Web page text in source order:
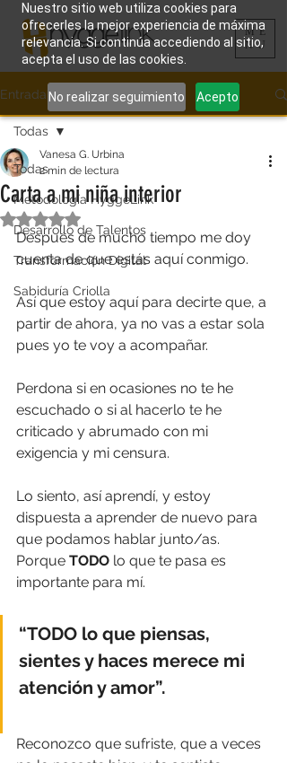
Nuestro sitio web utiliza cookies para
ofrecerles la mejor experiencia de máxima
relevancia. Si continúa accediendo al sitio,
acepta el uso de las cookies.
No realizar seguimiento Acepto
ME
NU
Entrada
Todas
Metodología HyggeLink
Desarrollo de Talentos
Transformación Digital
Sabiduría Criolla
Todas
Carta a mi niña interior
Vanesa G. Urbina
2 min de lectura
Obtuvo NaN de 5 estrellas.
Después de mucho tiempo me doy
cuenta de que estás aquí conmigo.
Así que estoy aquí para decirte que, a
partir de ahora, ya no vas a estar sola
pues yo te voy a acompañar.
Perdona si en ocasiones no te he
escuchado o si al hacerlo te he
criticado y abrumado con mi
exigencia y mi censura.
Lo siento, así aprendí, y estoy
dispuesta a aprender de nuevo para
que podamos hablar junto/as.
Porque TODO lo que te pasa es
importante para mí.
“TODO lo que piensas,
sientes y haces merece mi
atención y amor”.
Reconozco que sufriste, que a veces